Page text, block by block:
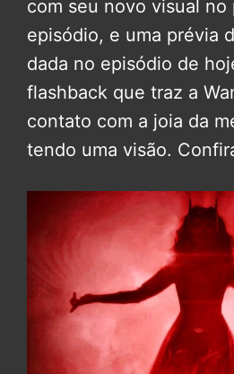
com seu novo visual no
episódio, e uma prévia
dada no episódio de
flashback que traz a
contato com a joia da
tendo uma visão.